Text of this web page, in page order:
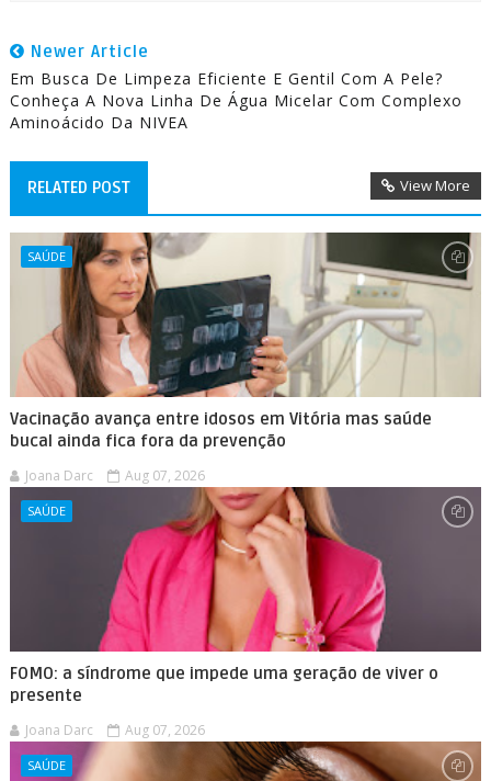
Newer Article
Em Busca De Limpeza Eficiente E Gentil Com A Pele?
Conheça A Nova Linha De Água Micelar Com Complexo
Aminoácido Da NIVEA
RELATED POST View More
SAÚDE
Vacinação avança entre idosos em Vitória mas saúde
bucal ainda fica fora da prevenção
Joana Darc Aug 07, 2026
SAÚDE
FOMO: a síndrome que impede uma geração de viver o
presente
Joana Darc Aug 07, 2026
SAÚDE